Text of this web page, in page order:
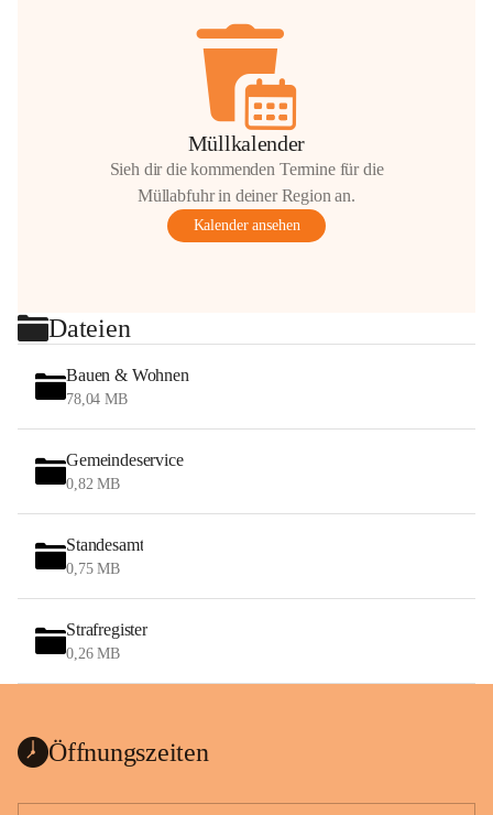
Müllkalender
Sieh dir die kommenden Termine für die
Müllabfuhr in deiner Region an.
Kalender ansehen
Dateien
Bauen & Wohnen
78,04 MB
Gemeindeservice
0,82 MB
Standesamt
0,75 MB
Strafregister
0,26 MB
Öffnungszeiten